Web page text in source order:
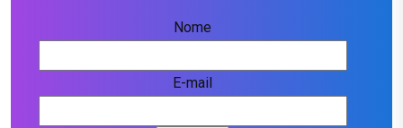
Nome
E-mail